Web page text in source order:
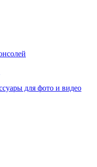
для фото и видео